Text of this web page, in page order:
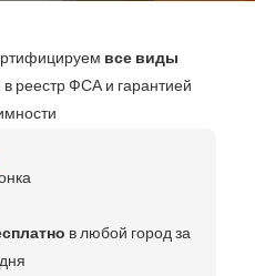
все виды
реестр ФСА и гарантией
в любой город за